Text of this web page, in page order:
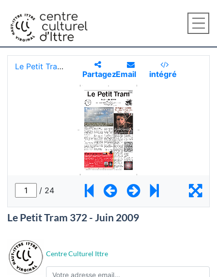
Le Petit Tram 372 - Juin 2009
Centre Culturel Ittre